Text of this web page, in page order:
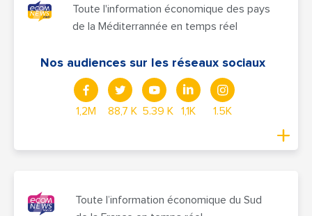
Toute l'information économique des pays
de la Méditerrannée en temps réel
Nos audiences sur les réseaux sociaux
1,2M 88,7 K 5.39 K 1,1K 1.5K
Toute l’information économique du Sud